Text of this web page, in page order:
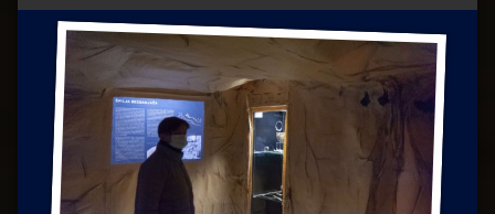
Željko Krznarić
Mario Lovreković
Miroslav Šantek